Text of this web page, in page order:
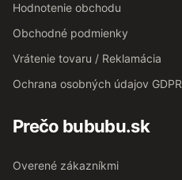
Hodnotenie obchodu
Obchodné podmienky
Vrátenie tovaru / Reklamácia
Ochrana osobných údajov GDPR
Prečo bububu.sk
Overené zákazníkmi